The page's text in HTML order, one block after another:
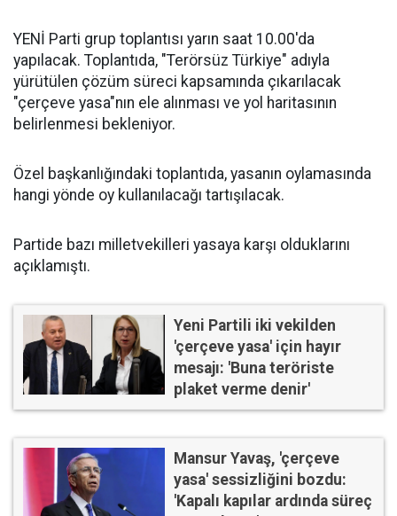
YENİ Parti grup toplantısı yarın saat 10.00'da
yapılacak. Toplantıda, "Terörsüz Türkiye" adıyla
yürütülen çözüm süreci kapsamında çıkarılacak
"çerçeve yasa"nın ele alınması ve yol haritasının
belirlenmesi bekleniyor.
Özel başkanlığındaki toplantıda, yasanın oylamasında
hangi yönde oy kullanılacağı tartışılacak.
Partide bazı milletvekilleri yasaya karşı olduklarını
açıklamıştı.
Yeni Partili iki vekilden
'çerçeve yasa' için hayır
mesajı: 'Buna teröriste
plaket verme denir'
Mansur Yavaş, 'çerçeve
yasa' sessizliğini bozdu:
'Kapalı kapılar ardında süreç